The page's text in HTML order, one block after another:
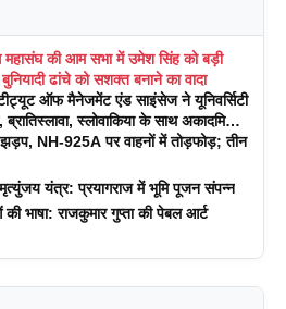
महासंघ की आम सभा में उमेश सिंह को बड़ी
ढांचे को सशक्त बनाने का वादा
ऑफ मैनेजमेंट एंड साइंसेज ने यूनिवर्सिटी
स्लोवाकिया के साथ अकादमिक
पर एक दिवसीय कार्यशाला का
झड़प, NH-925A पर वाहनों में तोड़फोड़; तीन
यंत्र: प्रयागराज में भूमि पूजन संपन्न
भाषा: राजकुमार गुप्ता की पेबल आर्ट